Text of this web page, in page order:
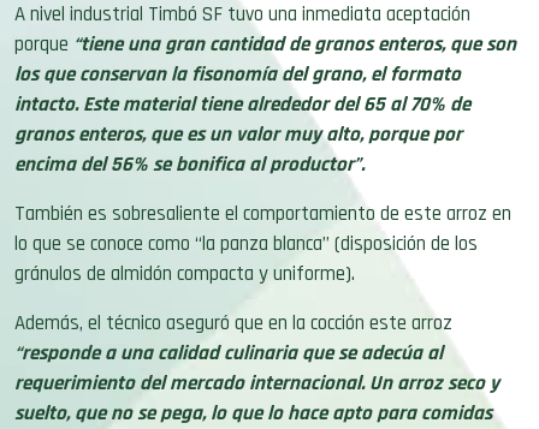
A nivel industrial Timbó SF tuvo una inmediata aceptación
porque “tiene una gran cantidad de granos enteros, que son
los que conservan la fisonomía del grano, el formato
intacto. Este material tiene alrededor del 65 al 70% de
granos enteros, que es un valor muy alto, porque por
encima del 56% se bonifica al productor”.
También es sobresaliente el comportamiento de este arroz en
lo que se conoce como “la panza blanca” (disposición de los
gránulos de almidón compacta y uniforme).
Además, el técnico aseguró que en la cocción este arroz
“responde a una calidad culinaria que se adecúa al
requerimiento del mercado internacional. Un arroz seco y
suelto, que no se pega, lo que lo hace apto para comidas